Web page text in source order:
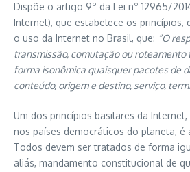
Dispõe o artigo 9º da Lei nº 12965/
Internet), que estabelece os princípios,
o uso da Internet no Brasil, que: “O
transmissão, comutação ou roteamento
forma isonômica quaisquer pacotes de
conteúdo, origem e destino, serviço,
Um dos princípios basilares da
nos países democráticos do planeta, é
Todos devem ser tratados de forma
aliás, mandamento constitucional de